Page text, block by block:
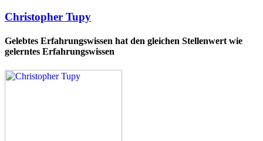
Christopher Tupy
Gelebtes Erfahrungswissen hat den gleichen Stellenwert wie
gelerntes Erfahrungswissen